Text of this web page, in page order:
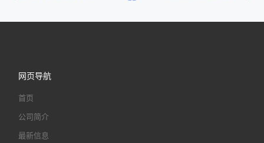
网页导航
首页
公司简介
最新信息